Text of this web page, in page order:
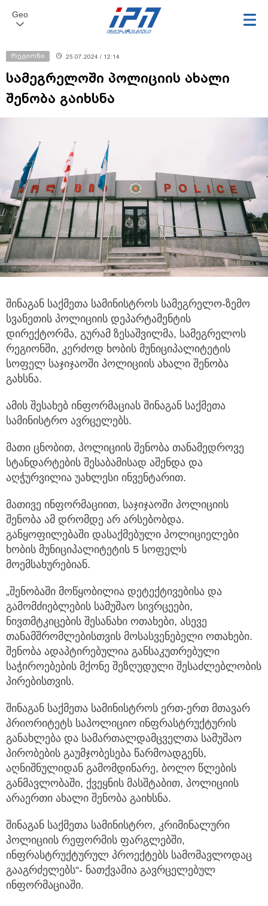
Geo
რეგიონი 25.07.2024 / 12:14
სამეგრელოში პოლიციის ახალი
შენობა გაიხსნა
შინაგან საქმეთა სამინისტროს სამეგრელო-ზემო
სვანეთის პოლიციის დეპარტამენტის
დირექტორმა, გურამ ზესაშვილმა, სამეგრელოს
რეგიონში, კერძოდ ხობის მუნიციპალიტეტის
სოფელ საჯიჯაოში პოლიციის ახალი შენობა
გახსნა.
ამის შესახებ ინფორმაციას შინაგან საქმეთა
სამინისტრო ავრცელებს.
მათი ცნობით, პოლიციის შენობა თანამედროვე
სტანდარტების შესაბამისად აშენდა და
აღჭურვილია უახლესი ინვენტარით.
მათივე ინფორმაციით, საჯიჯაოში პოლიციის
შენობა ამ დრომდე არ არსებობდა.
განყოფილებაში დასაქმებული პოლიციელები
ხობის მუნიციპალიტეტის 5 სოფელს
მოემსახურებიან.
„შენობაში მოწყობილია დეტექტივებისა და
გამომძიებლების სამუშაო სივრცეები,
ნივთმტკიცების შესანახი ოთახები, ასევე
თანამშრომლებისთვის მოსასვენებელი ოთახები.
შენობა ადაპტირებულია განსაკუთრებული
საჭიროებების მქონე შეზღუდული შესაძლებლობის
პირებისთვის.
შინაგან საქმეთა სამინისტროს ერთ-ერთ მთავარ
პრიორიტეტს საპოლიციო ინფრასტრუქტურის
განახლება და სამართალდამცველთა სამუშაო
პირობების გაუმჯობესება წარმოადგენს,
აღნიშნულიდან გამომდინარე, ბოლო წლების
განმავლობაში, ქვეყნის მასშტაბით, პოლიციის
არაერთი ახალი შენობა გაიხსნა.
შინაგან საქმეთა სამინისტრო, კრიმინალური
პოლიციის რეფორმის ფარგლებში,
ინფრასტრუქტურულ პროექტებს სამომავლოდაც
გააგრძელებს“- ნათქვამია გავრცელებულ
ინფორმაციაში.